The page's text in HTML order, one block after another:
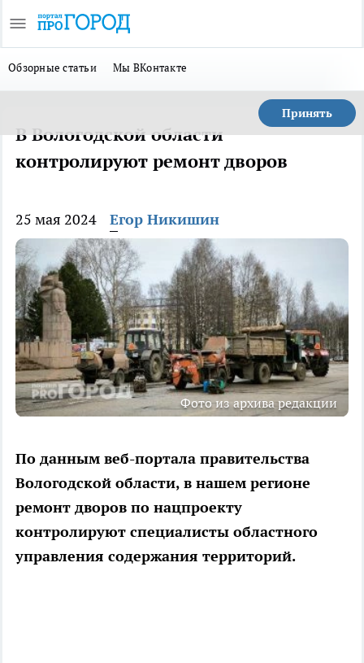
Обзорные статьи Мы ВКонтакте
Принять
В Вологодской области
контролируют ремонт дворов
25 мая 2024 Егор Никишин
Фото из архива редакции
По данным веб-портала правительства
Вологодской области, в нашем регионе
ремонт дворов по нацпроекту
контролируют специалисты областного
управления содержания территорий.